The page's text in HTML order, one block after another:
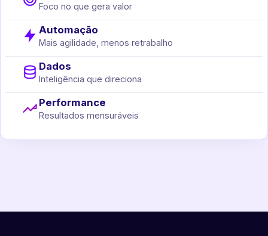
Foco no que gera valor
Automação
Mais agilidade, menos retrabalho
Dados
Inteligência que direciona
Performance
Resultados mensuráveis